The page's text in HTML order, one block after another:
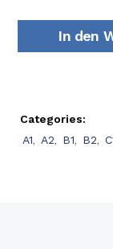
In den
Categories:
A1, A2, B1, B2,